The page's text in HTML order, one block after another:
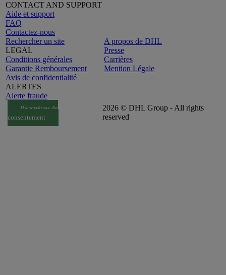
CONTACT AND SUPPORT
Aide et support
FAQ
Contactez-nous
Rechercher un site
LEGAL
Conditions générales
Garantie Remboursement
Avis de confidentialité
ALERTES
Alerte fraude
A propos de DHL
Presse
Carrières
Mention Légale
Paramètres de
consentement
2026 © DHL Group - All rights
reserved